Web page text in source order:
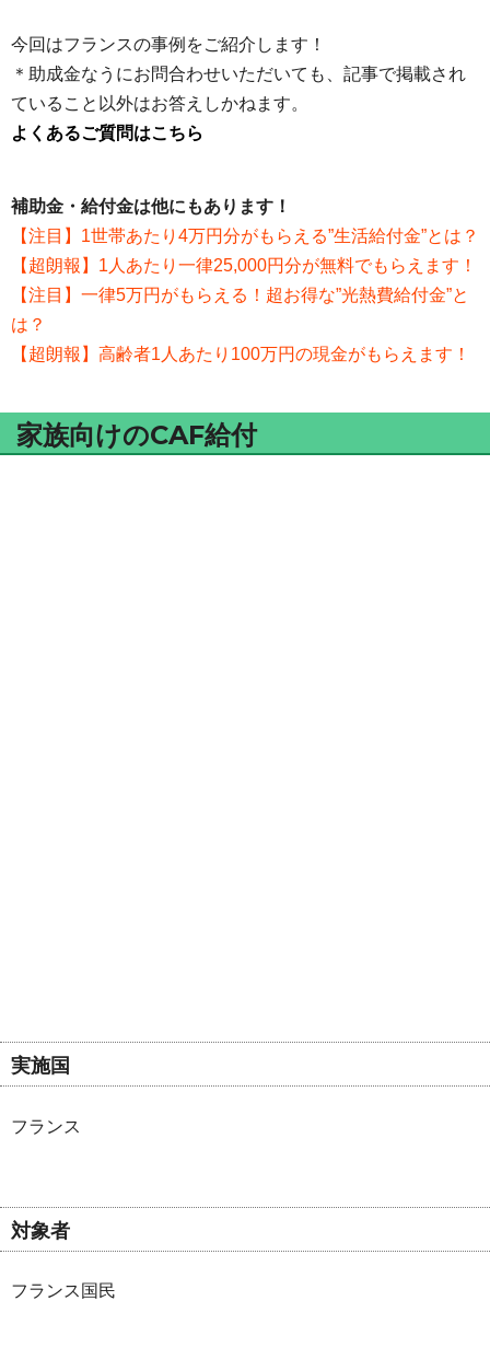
今回はフランスの事例をご紹介します！
＊助成金なうにお問合わせいただいても、記事で掲載され
ていること以外はお答えしかねます。
よくあるご質問はこちら
補助金・給付金は他にもあります！
【注目】1世帯あたり4万円分がもらえる”生活給付金”とは？
【超朗報】1人あたり一律25,000円分が無料でもらえます！
【注目】一律5万円がもらえる！超お得な”光熱費給付金”と
は？
【超朗報】高齢者1人あたり100万円の現金がもらえます！
家族向けのCAF給付
実施国
フランス
対象者
フランス国民